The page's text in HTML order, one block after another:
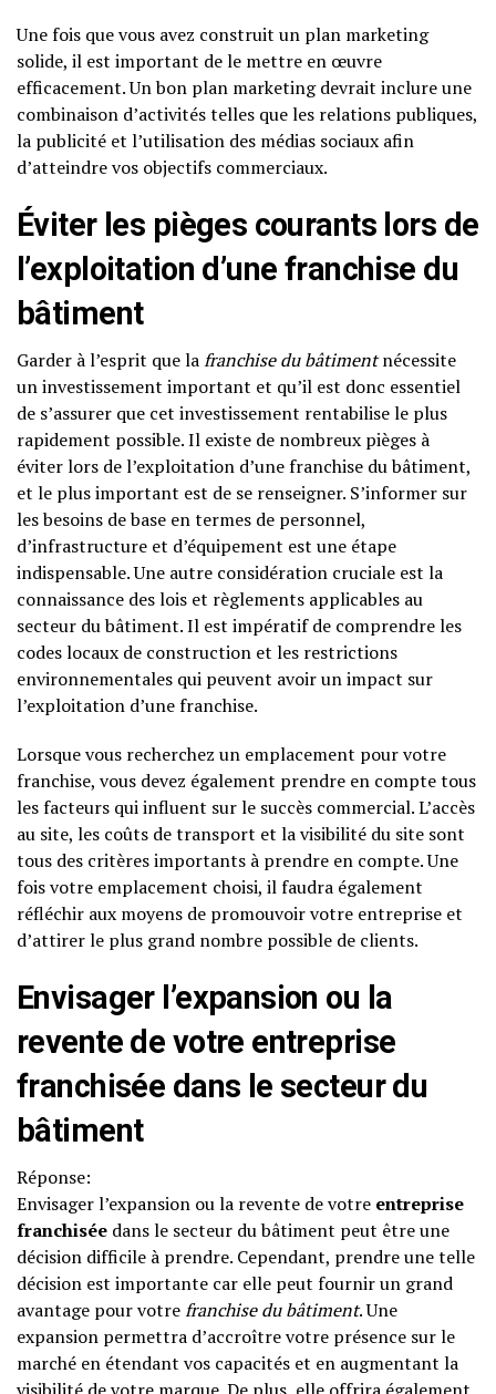
Une fois que vous avez construit un plan marketing
solide, il est important de le mettre en œuvre
efficacement. Un bon plan marketing devrait inclure une
combinaison d’activités telles que les relations publiques,
la publicité et l’utilisation des médias sociaux afin
d’atteindre vos objectifs commerciaux.
Éviter les pièges courants lors de
l’exploitation d’une franchise du
bâtiment
Garder à l’esprit que lafranchise du bâtimentnécessite
un investissement important et qu’il est donc essentiel
de s’assurer que cet investissement rentabilise le plus
rapidement possible. Il existe de nombreux pièges à
éviter lors de l’exploitation d’une franchise du bâtiment,
et le plus important est de se renseigner. S’informer sur
les besoins de base en termes de personnel,
d’infrastructure et d’équipement est une étape
indispensable. Une autre considération cruciale est la
connaissance des lois et règlements applicables au
secteur du bâtiment. Il est impératif de comprendre les
codes locaux de construction et les restrictions
environnementales qui peuvent avoir un impact sur
l’exploitation d’une franchise.
Lorsque vous recherchez un emplacement pour votre
franchise, vous devez également prendre en compte tous
les facteurs qui influent sur le succès commercial. L’accès
au site, les coûts de transport et la visibilité du site sont
tous des critères importants à prendre en compte. Une
fois votre emplacement choisi, il faudra également
réfléchir aux moyens de promouvoir votre entreprise et
d’attirer le plus grand nombre possible de clients.
Envisager l’expansion ou la
revente de votre entreprise
franchisée dans le secteur du
bâtiment
Réponse:
Envisager l’expansion ou la revente de votre entreprise
franchisée dans le secteur du bâtiment peut être une
décision difficile à prendre. Cependant, prendre une telle
décision est importante car elle peut fournir un grand
avantage pour votrefranchise du bâtiment. Une
expansion permettra d’accroître votre présence sur le
marché en étendant vos capacités et en augmentant la